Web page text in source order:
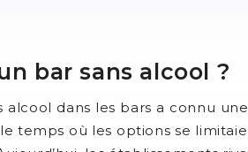
bar sans alcool ?
alcool dans les bars a connu
temps où les options se